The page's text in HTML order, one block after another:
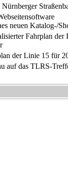
neuen Katalog-/
Fahrplan
der Linie 15 für
auf das TLRS-